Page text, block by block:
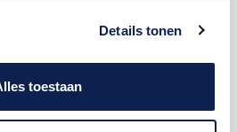
Details tonen
toestaan
is altijd 20 mm. Piepschuim